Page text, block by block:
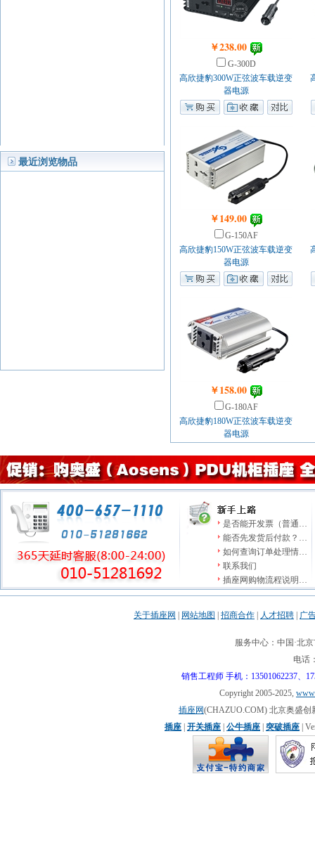
最近浏览物品
￥238.00
G-300D
高欣捷豹300W正弦波车载逆变
器电源
￥149.00
G-150AF
高欣捷豹150W正弦波车载逆变
器电源
￥158.00
G-180AF
高欣捷豹180W正弦波车载逆变
器电源
是否能开发票（普通…
能否先发货后付款？…
如何查询订单处理情…
联系我们
插座网购物流程说明…
关于插座网 网站地图 招商合作 人才招聘 广
服务中心：中国·北
电话
销售工程师 手机：13501062237、
Copyright 2005-2025,
插座网(CHAZUO.COM) 北京奥盛
插座 开关插座 公牛插座 突破插座 |